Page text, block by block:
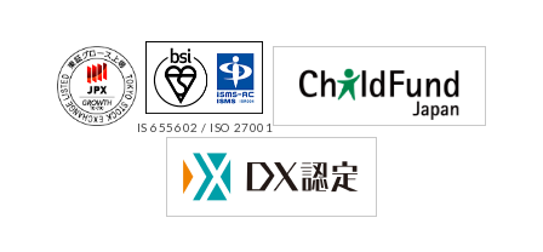
IS 655602 / ISO 27001